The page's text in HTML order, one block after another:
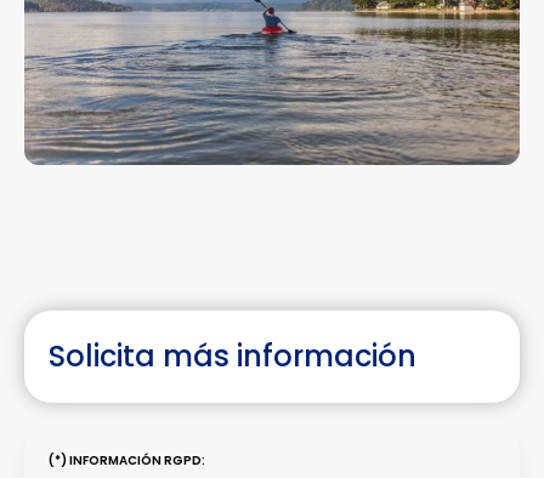
Solicita más información
(*) INFORMACIÓN RGPD: